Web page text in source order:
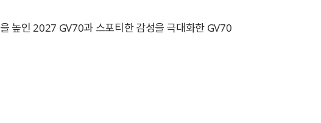
높인 2027 GV70과 스포티한 감성을 극대화한 GV70